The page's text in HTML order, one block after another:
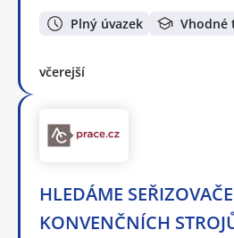
Plný úvazek Vhodné
včerejší
HLEDÁME
KONVENČNÍCH